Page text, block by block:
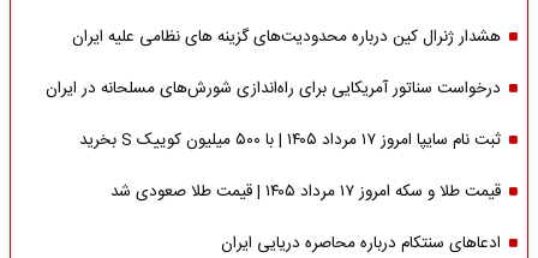
هشدار ژنرال کین درباره محدودیت‌های گزینه های نظامی علیه ایران
درخواست سناتور آمریکایی برای راه‌اندازی شورش‌های مسلحانه در ایران
ثبت نام سایپا امروز ۱۷ مرداد ۱۴۰۵ | با ۵۰۰ میلیون کوییک S بخرید
قیمت طلا و سکه امروز ۱۷ مرداد ۱۴۰۵ | قیمت طلا صعودی شد
ادعاهای سنتکام درباره محاصره دریایی ایران